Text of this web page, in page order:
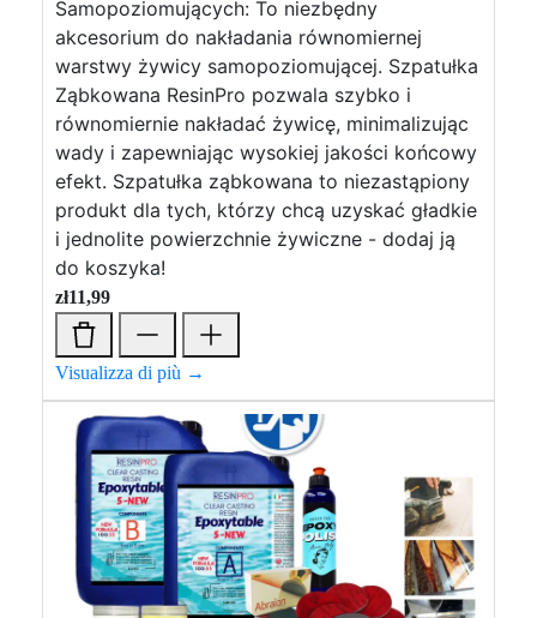
Samopoziomujących: To niezbędny
akcesorium do nakładania równomiernej
warstwy żywicy samopoziomującej. Szpatułka
Ząbkowana ResinPro pozwala szybko i
równomiernie nakładać żywicę, minimalizując
wady i zapewniając wysokiej jakości końcowy
efekt. Szpatułka ząbkowana to niezastąpiony
produkt dla tych, którzy chcą uzyskać gładkie
i jednolite powierzchnie żywiczne - dodaj ją
do koszyka!
zł11,99
Visualizza di più →